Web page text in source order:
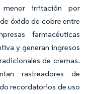
irritación por
óxido de cobre entre
farmacéuticas
y generan ingresos
de cremas.
rastreadores de
recordatorios de uso